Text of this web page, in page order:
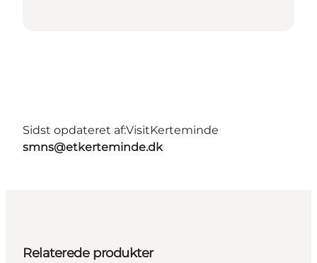
Sidst opdateret af:VisitKerteminde
smns@etkerteminde.dk
Relaterede produkter